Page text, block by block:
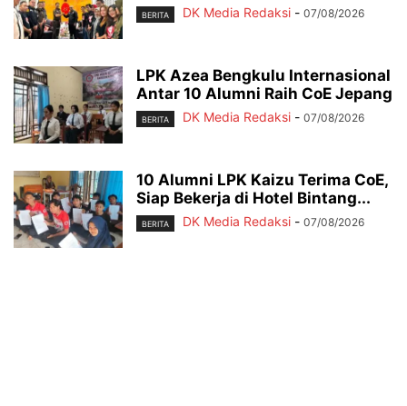
BERITA DK Media Redaksi - 07/08/2026
LPK Azea Bengkulu Internasional
Antar 10 Alumni Raih CoE Jepang
BERITA DK Media Redaksi - 07/08/2026
10 Alumni LPK Kaizu Terima CoE,
Siap Bekerja di Hotel Bintang...
BERITA DK Media Redaksi - 07/08/2026